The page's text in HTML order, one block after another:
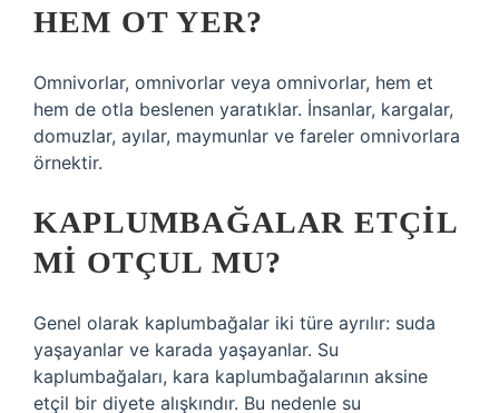
HEM OT YER?
Omnivorlar, omnivorlar veya omnivorlar, hem et
hem de otla beslenen yaratıklar. İnsanlar, kargalar,
domuzlar, ayılar, maymunlar ve fareler omnivorlara
örnektir.
KAPLUMBAĞALAR ETÇIL
MI OTÇUL MU?
Genel olarak kaplumbağalar iki türe ayrılır: suda
yaşayanlar ve karada yaşayanlar. Su
kaplumbağaları, kara kaplumbağalarının aksine
etçil bir diyete alışkındır. Bu nedenle su